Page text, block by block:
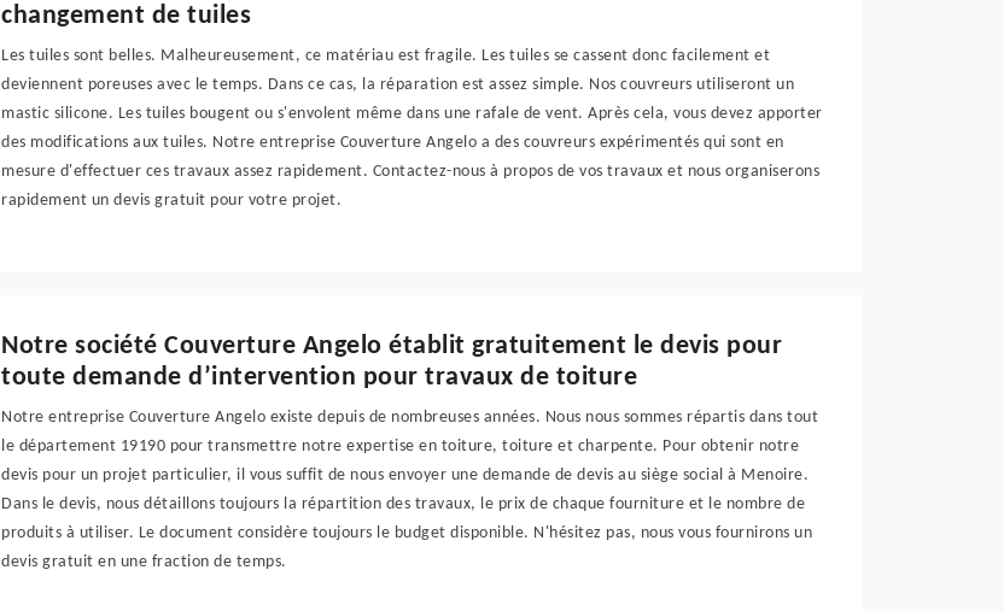
changement de tuiles
Les tuiles sont belles. Malheureusement, ce matériau est fragile. Les tuiles se cassent donc facilement et
deviennent poreuses avec le temps. Dans ce cas, la réparation est assez simple. Nos couvreurs utiliseront un
mastic silicone. Les tuiles bougent ou s'envolent même dans une rafale de vent. Après cela, vous devez apporter
des modifications aux tuiles. Notre entreprise Couverture Angelo a des couvreurs expérimentés qui sont en
mesure d'effectuer ces travaux assez rapidement. Contactez-nous à propos de vos travaux et nous organiserons
rapidement un devis gratuit pour votre projet.
Notre société Couverture Angelo établit gratuitement le devis pour
toute demande d’intervention pour travaux de toiture
Notre entreprise Couverture Angelo existe depuis de nombreuses années. Nous nous sommes répartis dans tout
le département 19190 pour transmettre notre expertise en toiture, toiture et charpente. Pour obtenir notre
devis pour un projet particulier, il vous suffit de nous envoyer une demande de devis au siège social à Menoire.
Dans le devis, nous détaillons toujours la répartition des travaux, le prix de chaque fourniture et le nombre de
produits à utiliser. Le document considère toujours le budget disponible. N'hésitez pas, nous vous fournirons un
devis gratuit en une fraction de temps.